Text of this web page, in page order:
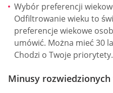
Wybór preferencji
Odfiltrowanie wieku to
preferencje wiekowe
umówić. Można mieć 30
Chodzi o Twoje priorytety.
Minusy